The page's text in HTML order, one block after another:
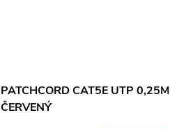
PATCHCORD CAT5E UTP 0,25M
ČERVENÝ